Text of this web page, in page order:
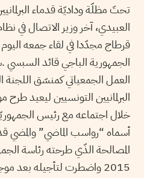
تحتّ مظلّة وداديّة قدماء
العبيدي، آخر وزير الاتصال في
الجمهورية الباجي قائد
العمل الجمعياتي كمنسّق اللجنة
البرلمانيين التونسيين ليعيد
خلال اجتماعه مع رئيس
أسماه “رواسب الماضي” والمضي
المصالحة الذّي طرحته رئاسة
2015 واضطرت لتأجيله بعد موجة الرفض الشعبيّة.